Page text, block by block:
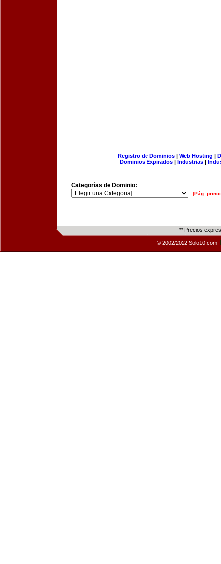
Registro de Dominios| Web Hosting |
Dominios Expirados | Industrias |
Categorías de Dominio:
[Pág.
** Precios
© 2002/2022 Solo10.com